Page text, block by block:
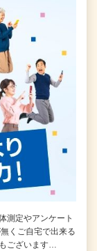
測定やアンケート
くご自宅で出来る
ございます…